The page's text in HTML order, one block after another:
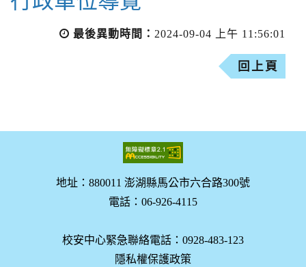
最後異動時間： 2024-09-04 上午 11:56:01
回上頁
地址：880011 澎湖縣馬公市六合路300號
電話：06-926-4115
校安中心緊急聯絡電話：0928-483-123
隱私權保護政策